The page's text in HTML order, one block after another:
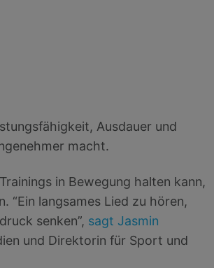
Ausdauer und
macht.
in Bewegung halten kann,
“Ein langsames Lied zu hören,
senken”, sagt Jasmin
und Direktorin für Sport und